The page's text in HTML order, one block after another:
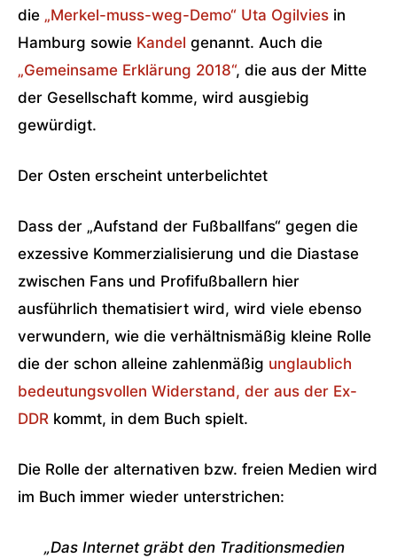
die „Merkel-muss-weg-Demo“ Uta Ogilvies in
Hamburg sowie Kandel genannt. Auch die
„Gemeinsame Erklärung 2018“, die aus der Mitte
der Gesellschaft komme, wird ausgiebig
gewürdigt.
Der Osten erscheint unterbelichtet
Dass der „Aufstand der Fußballfans“ gegen die
exzessive Kommerzialisierung und die Diastase
zwischen Fans und Profifußballern hier
ausführlich thematisiert wird, wird viele ebenso
verwundern, wie die verhältnismäßig kleine Rolle
die der schon alleine zahlenmäßig unglaublich
bedeutungsvollen Widerstand, der aus der Ex-
DDR kommt, in dem Buch spielt.
Die Rolle der alternativen bzw. freien Medien wird
im Buch immer wieder unterstrichen:
„Das Internet gräbt den Traditionsmedien